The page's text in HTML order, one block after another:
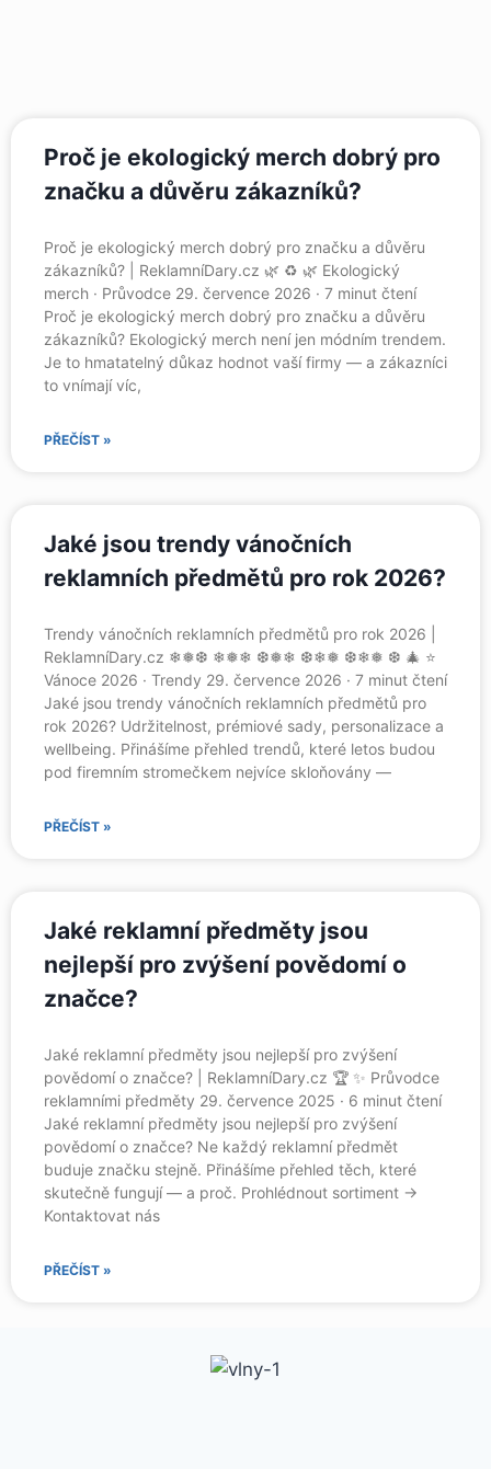
Proč je ekologický merch dobrý pro
značku a důvěru zákazníků?
Proč je ekologický merch dobrý pro značku a důvěru
zákazníků? | ReklamníDary.cz 🌿 ♻️ 🌿 Ekologický
merch · Průvodce 29. července 2026 · 7 minut čtení
Proč je ekologický merch dobrý pro značku a důvěru
zákazníků? Ekologický merch není jen módním trendem.
Je to hmatatelný důkaz hodnot vaší firmy — a zákazníci
to vnímají víc,
PŘEČÍST »
Jaké jsou trendy vánočních
reklamních předmětů pro rok 2026?
Trendy vánočních reklamních předmětů pro rok 2026 |
ReklamníDary.cz ❄❅❆ ❄❅❄ ❆❅❄ ❆❄❅ ❆❄❅ ❆ 🎄 ⭐
Vánoce 2026 · Trendy 29. července 2026 · 7 minut čtení
Jaké jsou trendy vánočních reklamních předmětů pro
rok 2026? Udržitelnost, prémiové sady, personalizace a
wellbeing. Přinášíme přehled trendů, které letos budou
pod firemním stromečkem nejvíce skloňovány —
PŘEČÍST »
Jaké reklamní předměty jsou
nejlepší pro zvýšení povědomí o
značce?
Jaké reklamní předměty jsou nejlepší pro zvýšení
povědomí o značce? | ReklamníDary.cz 🏆 ✨ Průvodce
reklamními předměty 29. července 2025 · 6 minut čtení
Jaké reklamní předměty jsou nejlepší pro zvýšení
povědomí o značce? Ne každý reklamní předmět
buduje značku stejně. Přinášíme přehled těch, které
skutečně fungují — a proč. Prohlédnout sortiment →
Kontaktovat nás
PŘEČÍST »